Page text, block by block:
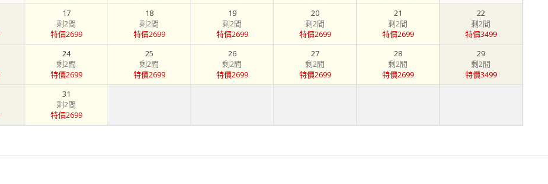
17
剩2間
特價2699
18
剩2間
特價2699
19
剩2間
特價2699
20
剩2間
特價2699
21
剩2間
特價2699
22
剩2間
特價3499
24
剩2間
特價2699
25
剩2間
特價2699
26
剩2間
特價2699
27
剩2間
特價2699
28
剩2間
特價2699
29
剩2間
特價3499
31
剩2間
特價2699